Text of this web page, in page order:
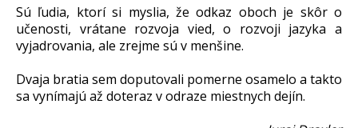
Sú ľudia, ktorí si myslia, že odkaz oboch je skôr o
učenosti, vrátane rozvoja vied, o rozvoji jazyka a
vyjadrovania, ale zrejme sú v menšine.
Dvaja bratia sem doputovali pomerne osamelo a takto
sa vynímajú až doteraz v odraze miestnych dejín.